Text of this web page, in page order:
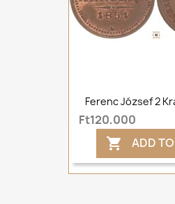
Ferenc József 2
Ft120,000
 ADD